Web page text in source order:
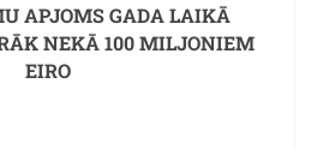
APJOMS GADA LAIKĀ
NEKĀ 100 MILJONIEM
EIRO